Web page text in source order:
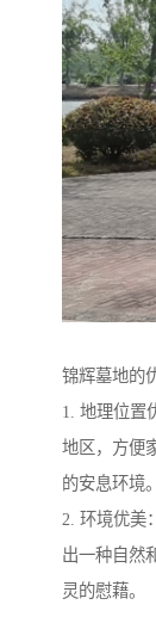
锦辉墓地的
1. 地理位置
地区，方便
的安息环境。
2. 环境优美
出一种自然
灵的慰藉。